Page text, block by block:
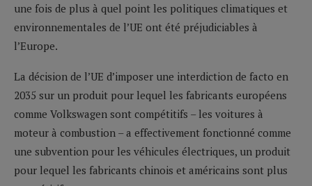
une fois de plus à quel point les politiques climatiques et
environnementales de l’UE ont été préjudiciables à
l’Europe.
La décision de l’UE d’imposer une interdiction de facto en
2035 sur un produit pour lequel les fabricants européens
comme Volkswagen sont compétitifs – les voitures à
moteur à combustion – a effectivement fonctionné comme
une subvention pour les véhicules électriques, un produit
pour lequel les fabricants chinois et américains sont plus